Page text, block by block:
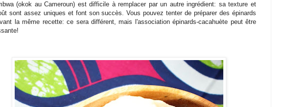
(okok au Cameroun) est difficile à remplacer par un autre ingrédient: sa texture et
sont assez uniques et font son succès. Vous pouvez tenter de préparer des épinards
la même recette: ce sera différent, mais l'association épinards-cacahuète peut être